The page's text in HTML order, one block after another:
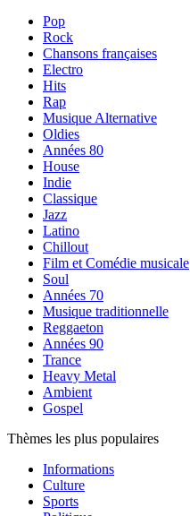
Pop
Rock
Chansons françaises
Electro
Hits
Rap
Musique Alternative
Oldies
Années 80
House
Indie
Classique
Jazz
Latino
Chillout
Film et Comédie musicale
Soul
Années 70
Musique traditionnelle
Reggaeton
Années 90
Trance
Heavy Metal
Ambient
Gospel
Thèmes les plus populaires
Informations
Culture
Sports